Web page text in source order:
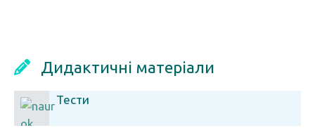
Дидактичні матеріали
Тести